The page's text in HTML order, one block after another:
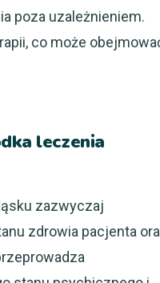
poza uzależnieniem.
co może
leczenia
zazwyczaj
zdrowia pacjenta